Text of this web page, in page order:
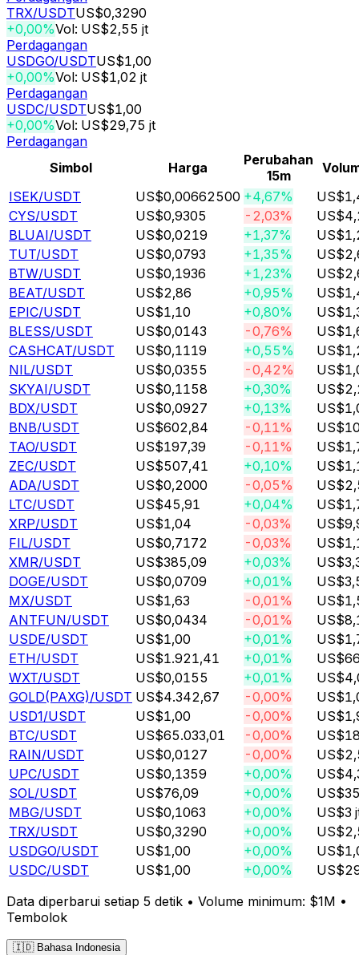
TRX/USDTUS$0,3290
+0,00%Vol: US$2,55 jt
Perdagangan
USDGO/USDTUS$1,00
+0,00%Vol: US$1,02 jt
Perdagangan
USDC/USDTUS$1,00
+0,00%Vol: US$29,75 jt
Perdagangan
Simbol
Harga
Perubahan
15m
ISEK/USDT US$0,00662500 +4,67%
CYS/USDT US$0,9305 -2,03%
BLUAI/USDT US$0,0219 +1,37%
TUT/USDT US$0,0793 +1,35%
BTW/USDT US$0,1936 +1,23%
BEAT/USDT US$2,86 +0,95%
EPIC/USDT US$1,10 +0,80%
BLESS/USDT US$0,0143 -0,76%
CASHCAT/USDT US$0,1119 +0,55%
NIL/USDT US$0,0355 -0,42%
SKYAI/USDT US$0,1158 +0,30%
BDX/USDT US$0,0927 +0,13%
BNB/USDT US$602,84 -0,11%
TAO/USDT US$197,39 -0,11%
ZEC/USDT US$507,41 +0,10%
ADA/USDT US$0,2000 -0,05%
LTC/USDT US$45,91 +0,04%
XRP/USDT US$1,04 -0,03%
FIL/USDT US$0,7172 -0,03%
XMR/USDT US$385,09 +0,03%
DOGE/USDT US$0,0709 +0,01%
MX/USDT US$1,63 -0,01%
ANTFUN/USDT US$0,0434 -0,01%
USDE/USDT US$1,00 +0,01%
ETH/USDT US$1.921,41 +0,01%
WXT/USDT US$0,0155 +0,01%
GOLD(PAXG)/USDT US$4.342,67 -0,00%
USD1/USDT US$1,00 -0,00%
BTC/USDT US$65.033,01 -0,00%
RAIN/USDT US$0,0127 -0,00%
UPC/USDT US$0,1359 +0,00%
SOL/USDT US$76,09 +0,00%
MBG/USDT US$0,1063 +0,00%
US$3
TRX/USDT US$0,3290 +0,00%
USDGO/USDT US$1,00 +0,00%
USDC/USDT US$1,00 +0,00%
Data diperbarui setiap 5 detik • Volume minimum: $1M •
Tembolok
🇮🇩 Bahasa Indonesia